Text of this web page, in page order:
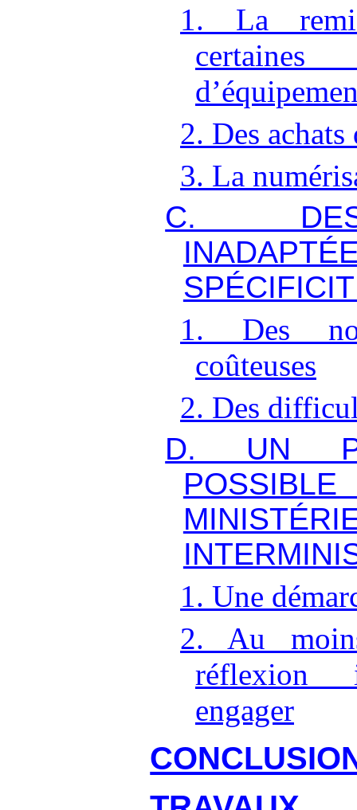
1. La
2. Des
3. La
C.
1. Des
coûteuses
2. Des
D. UN
1. Une
2. Au
réflexion
engager